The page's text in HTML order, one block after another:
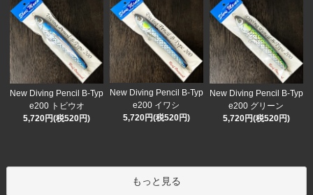
New Diving Pencil B-Typ
e200 トビウオ
5,720円(税520円)
New Diving Pencil B-Typ
e200 イワシ
5,720円(税520円)
New Diving Pencil B-Typ
e200 グリーン
5,720円(税520円)
もっと見る